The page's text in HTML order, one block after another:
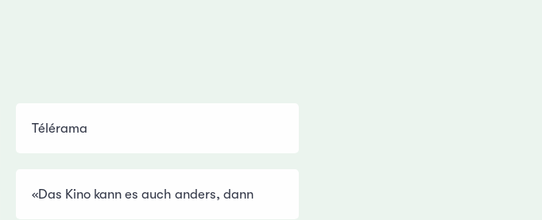
Télérama
«Das Kino kann es auch anders, dann